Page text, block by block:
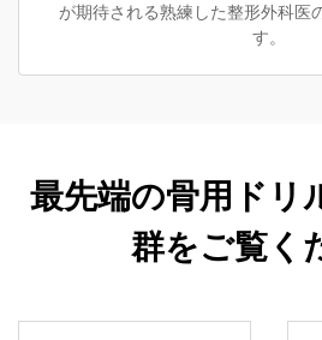
が期待される熟練した整形外科医
す。
最先端の骨用ドリ
群をご覧く